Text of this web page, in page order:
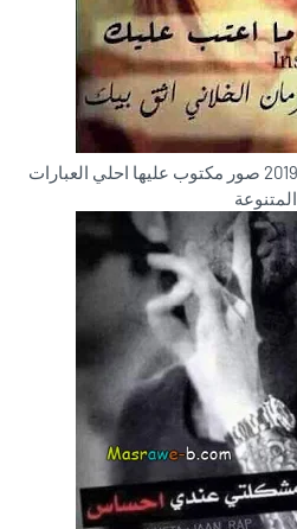
اجمل الصور الحزينة للرجال 2019 صور مكتوب عليها احلي العبارات
المتنوعة